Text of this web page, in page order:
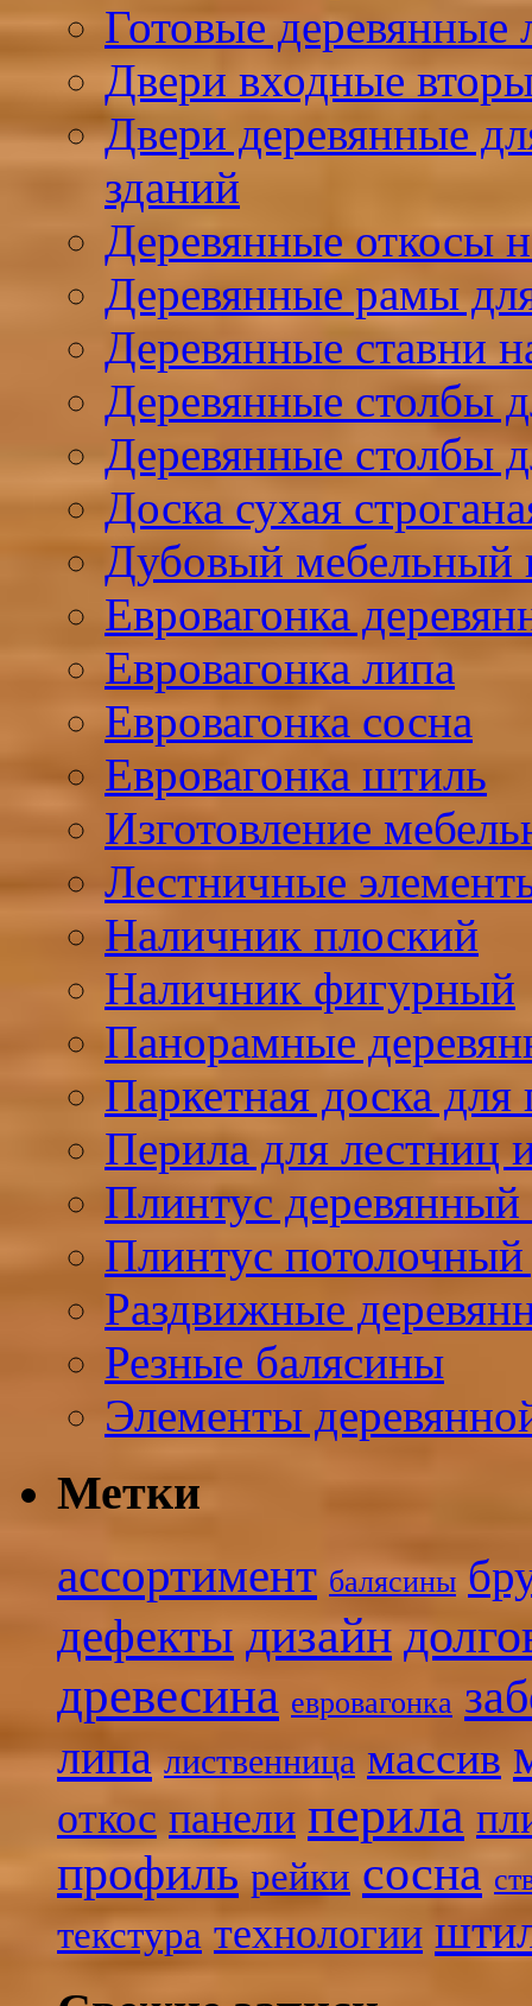
Готовые деревянные
Двери входные
Двери деревянные
зданий
Деревянные откосы
Деревянные рамы
Деревянные ставни
Деревянные столбы
Деревянные столбы
Доска сухая
Дубовый мебельный
Евровагонка
Евровагонка липа
Евровагонка сосна
Евровагонка штиль
Изготовление
Лестничные
Наличник плоский
Наличник фигурный
Панорамные
Паркетная доска для
Перила для лестниц
Плинтус
Плинтус
Раздвижные
Резные балясины
Элементы
Метки
ассортимент балясины
дефекты дизайн
древесина евровагонка
липа лиственница массив
откос панели перила
профиль рейки сосна
текстура технологии